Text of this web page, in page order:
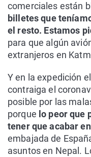
comerciales están
billetes que
el resto. Estamos
para que algún
extranjeros en
Y en la expedición
contraiga el
posible por las
porque lo peor que
tener que acabar
embajada de
asuntos en Nepal.